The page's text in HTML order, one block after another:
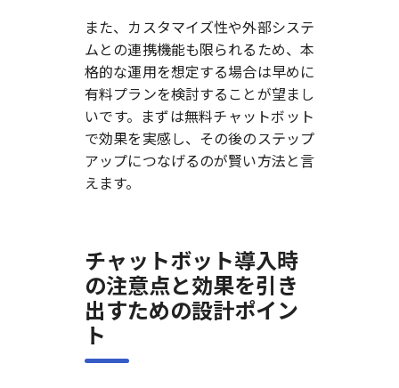
また、カスタマイズ性や外部システ
ムとの連携機能も限られるため、本
格的な運用を想定する場合は早めに
有料プランを検討することが望まし
いです。まずは無料チャットボット
で効果を実感し、その後のステップ
アップにつなげるのが賢い方法と言
えます。
チャットボット導入時
の注意点と効果を引き
出すための設計ポイン
ト